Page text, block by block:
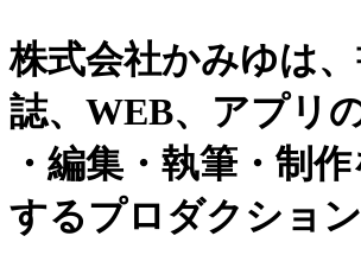
株式会社かみゆは
誌、WEB、アプリ
・編集・執筆・制
するプロダクション